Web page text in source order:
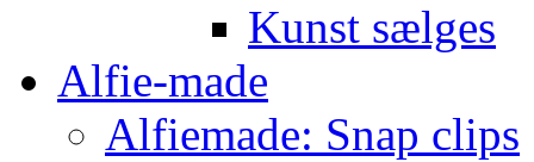
Kunst sælges
Alfie-made
Alfiemade: Snap clips